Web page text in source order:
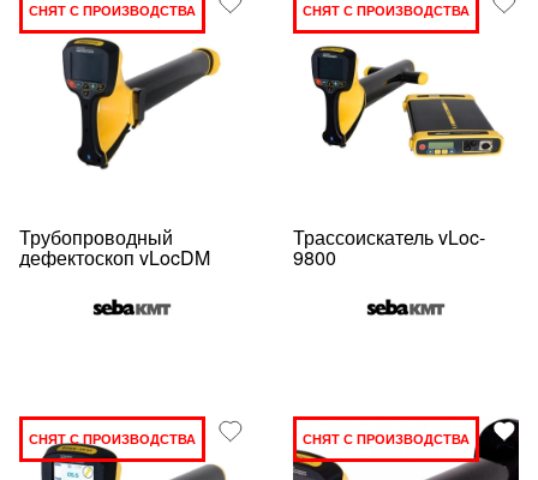
СНЯТ С ПРОИЗВОДСТВА
Трубопроводный
дефектоскоп vLocDM
СНЯТ С ПРОИЗВОДСТВА
Трассоискатель vLoc-
9800
СНЯТ С ПРОИЗВОДСТВА СНЯТ С ПРОИЗВОДСТВА